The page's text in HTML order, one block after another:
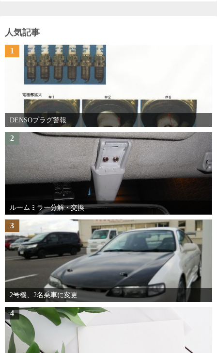
人気記事
1
DENSOプラグ警報
2
ルームミラー分解・交換
3
2号機、2名乗車に変更
4